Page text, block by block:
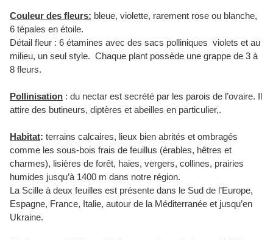
Couleur des fleurs: bleue, violette, rarement rose ou blanche,
6 tépales en étoile.
Détail fleur : 6 étamines avec des sacs polliniques violets et au
milieu, un seul style. Chaque plant possède une grappe de 3 à
8 fleurs.
Pollinisation : du nectar est secrété par les parois de l’ovaire. Il
attire des butineurs, diptères et abeilles en particulier,.
Habitat: terrains calcaires, lieux bien abrités et ombragés
comme les sous-bois frais de feuillus (érables, hêtres et
charmes), lisières de forêt, haies, vergers, collines, prairies
humides jusqu’à 1400 m dans notre région.
La Scille à deux feuilles est présente dans le Sud de l’Europe,
Espagne, France, Italie, autour de la Méditerranée et jusqu’en
Ukraine.